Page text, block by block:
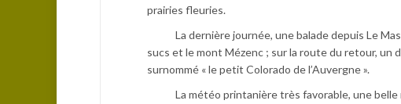
prairies fleuries.
La dernière journée, une balade depuis Le
sucs et le mont Mézenc ; sur la route du retour, un
surnommé « le petit Colorado de l’Auvergne ».
La météo printanière très favorable, une belle